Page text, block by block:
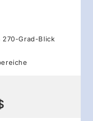
270-Grad-Blick